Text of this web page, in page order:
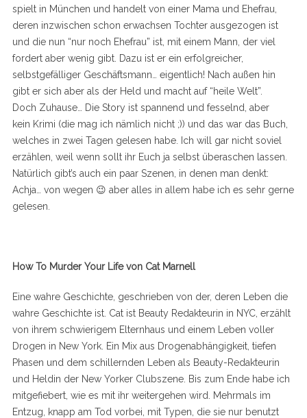
spielt in München und handelt von einer Mama und Ehefrau,
deren inzwischen schon erwachsen Tochter ausgezogen ist
und die nun “nur noch Ehefrau” ist, mit einem Mann, der viel
fordert aber wenig gibt. Dazu ist er ein erfolgreicher,
selbstgefälliger Geschäftsmann… eigentlich! Nach außen hin
gibt er sich aber als der Held und macht auf “heile Welt”.
Doch Zuhause… Die Story ist spannend und fesselnd, aber
kein Krimi (die mag ich nämlich nicht ;)) und das war das Buch,
welches in zwei Tagen gelesen habe. Ich will gar nicht soviel
erzählen, weil wenn sollt ihr Euch ja selbst überaschen lassen.
Natürlich gibt’s auch ein paar Szenen, in denen man denkt:
Achja… von wegen 😉 aber alles in allem habe ich es sehr gerne
gelesen.
How To Murder Your Life von Cat Marnell
Eine wahre Geschichte, geschrieben von der, deren Leben die
wahre Geschichte ist. Cat ist Beauty Redakteurin in NYC, erzählt
von ihrem schwierigem Elternhaus und einem Leben voller
Drogen in New York. Ein Mix aus Drogenabhängigkeit, tiefen
Phasen und dem schillernden Leben als Beauty-Redakteurin
und Heldin der New Yorker Clubszene. Bis zum Ende habe ich
mitgefiebert, wie es mit ihr weitergehen wird. Mehrmals im
Entzug, knapp am Tod vorbei, mit Typen, die sie nur benutzt